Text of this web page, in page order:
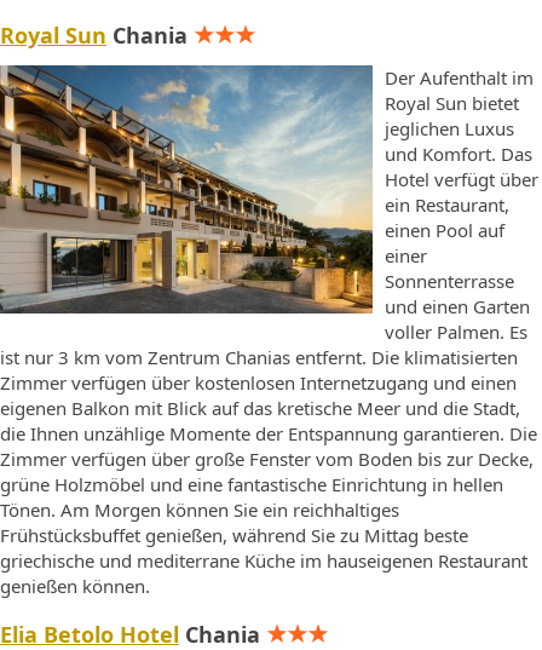
Royal Sun Chania
Der Aufenthalt im
Royal Sun bietet
jeglichen Luxus
und Komfort. Das
Hotel verfügt über
ein Restaurant,
einen Pool auf
einer
Sonnenterrasse
und einen Garten
voller Palmen. Es
ist nur 3 km vom Zentrum Chanias entfernt. Die klimatisierten
Zimmer verfügen über kostenlosen Internetzugang und einen
eigenen Balkon mit Blick auf das kretische Meer und die Stadt,
die Ihnen unzählige Momente der Entspannung garantieren. Die
Zimmer verfügen über große Fenster vom Boden bis zur Decke,
grüne Holzmöbel und eine fantastische Einrichtung in hellen
Tönen. Am Morgen können Sie ein reichhaltiges
Frühstücksbuffet genießen, während Sie zu Mittag beste
griechische und mediterrane Küche im hauseigenen Restaurant
genießen können.
Elia Betolo Hotel Chania